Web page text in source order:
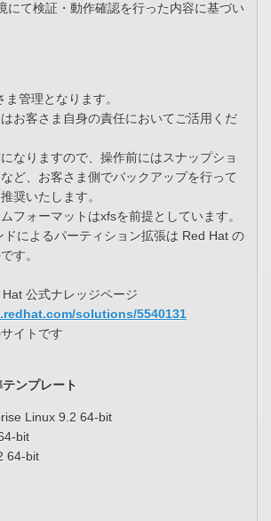
にて検証・動作確認を行った内容に基づい
管理となります。
お客さま自身の責任においてご活用くだ
なりますので、操作前にはスナップショ
ど、お客さま側でバックアップを行って
奨いたします。
フォーマットはxfsを前提としています。
によるパーティション拡張は Red Hat の
す。
公式ナレッジページ
solutions/5540131
イトです
ンプレート
Linux 9.2 64-bit
bit
64-bit